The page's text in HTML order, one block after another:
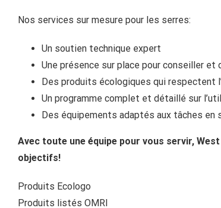
Nos services sur mesure pour les serres:
Un soutien technique expert
Une présence sur place pour conseiller et
Des produits écologiques qui respectent
Un programme complet et détaillé sur
Des équipements adaptés aux tâches en
Avec toute une équipe pour vous servir,
objectifs!
Produits Ecologo
Produits listés OMRI